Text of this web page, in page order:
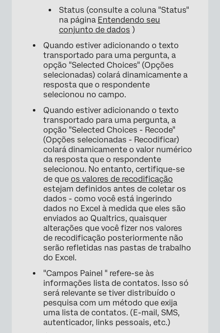
Status (consulte a coluna "Status"
na página Entendendo seu
conjunto de dados )
Quando estiver adicionando o texto
transportado para uma pergunta, a
opção "Selected Choices" (Opções
selecionadas) colará dinamicamente a
resposta que o respondente
selecionou no campo.
Quando estiver adicionando o texto
transportado para uma pergunta, a
opção "Selected Choices - Recode"
(Opções selecionadas - Recodificar)
colará dinamicamente o valor numérico
da resposta que o respondente
selecionou. No entanto, certifique-se
de que os valores de recodificação
estejam definidos antes de coletar os
dados - como você está ingerindo
dados no Excel à medida que eles são
enviados ao Qualtrics, quaisquer
alterações que você fizer nos valores
de recodificação posteriormente não
serão refletidas nas pastas de trabalho
do Excel.
"Campos Painel " refere-se às
informações lista de contatos. Isso só
será relevante se tiver distribuído o
pesquisa com um método que exija
uma lista de contatos. (E-mail, SMS,
autenticador, links pessoais, etc.)